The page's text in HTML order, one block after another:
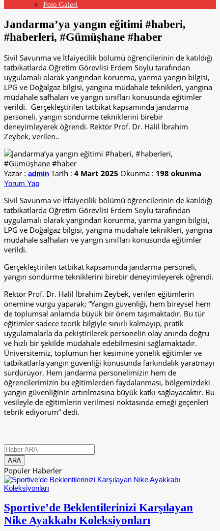
Foto Galeri
Jandarma’ya yangın eğitimi #haberi,
#haberleri, #Gümüşhane #haber
Sivil Savunma ve İtfaiyecilik bölümü öğrencilerinin de katıldığı
tatbikatlarda Öğretim Görevlisi Erdem Soylu tarafından
uygulamalı olarak yangından korunma, yanma yangın bilgisi,
LPG ve Doğalgaz bilgisi, yangına müdahale teknikleri, yangına
müdahale safhaları ve yangın sınıfları konusunda eğitimler
verildi. Gerçekleştirilen tatbikat kapsamında jandarma
personeli, yangın söndürme tekniklerini birebir
deneyimleyerek öğrendi. Rektör Prof. Dr. Halil İbrahim
Zeybek, verilen..
Yazar : admin Tarih : 4 Mart 2025 Okunma : 198 okunma
Yorum Yap
Sivil Savunma ve İtfaiyecilik bölümü öğrencilerinin de katıldığı
tatbikatlarda Öğretim Görevlisi Erdem Soylu tarafından
uygulamalı olarak yangından korunma, yanma yangın bilgisi,
LPG ve Doğalgaz bilgisi, yangına müdahale teknikleri, yangına
müdahale safhaları ve yangın sınıfları konusunda eğitimler
verildi.
Gerçekleştirilen tatbikat kapsamında jandarma personeli,
yangın söndürme tekniklerini birebir deneyimleyerek öğrendi.
Rektör Prof. Dr. Halil İbrahim Zeybek, verilen eğitimlerin
önemine vurgu yaparak; “Yangın güvenliği, hem bireysel hem
de toplumsal anlamda büyük bir önem taşımaktadır. Bu tür
eğitimler sadece teorik bilgiyle sınırlı kalmayıp, pratik
uygulamalarla da pekiştirilerek personelin olay anında doğru
ve hızlı bir şekilde müdahale edebilmesini sağlamaktadır.
Üniversitemiz, toplumun her kesimine yönelik eğitimler ve
tatbikatlarla yangın güvenliği konusunda farkındalık yaratmayı
sürdürüyor. Hem jandarma personelimizin hem de
öğrencilerimizin bu eğitimlerden faydalanması, bölgemizdeki
yangın güvenliğinin artırılmasına büyük katkı sağlayacaktır. Bu
vesileyle de eğitimlerin verilmesi noktasında emeği geçenleri
tebrik ediyorum” dedi.
Popüler Haberler
Sportive’de Beklentilerinizi Karşılayan
Nike Ayakkabı Koleksiyonları